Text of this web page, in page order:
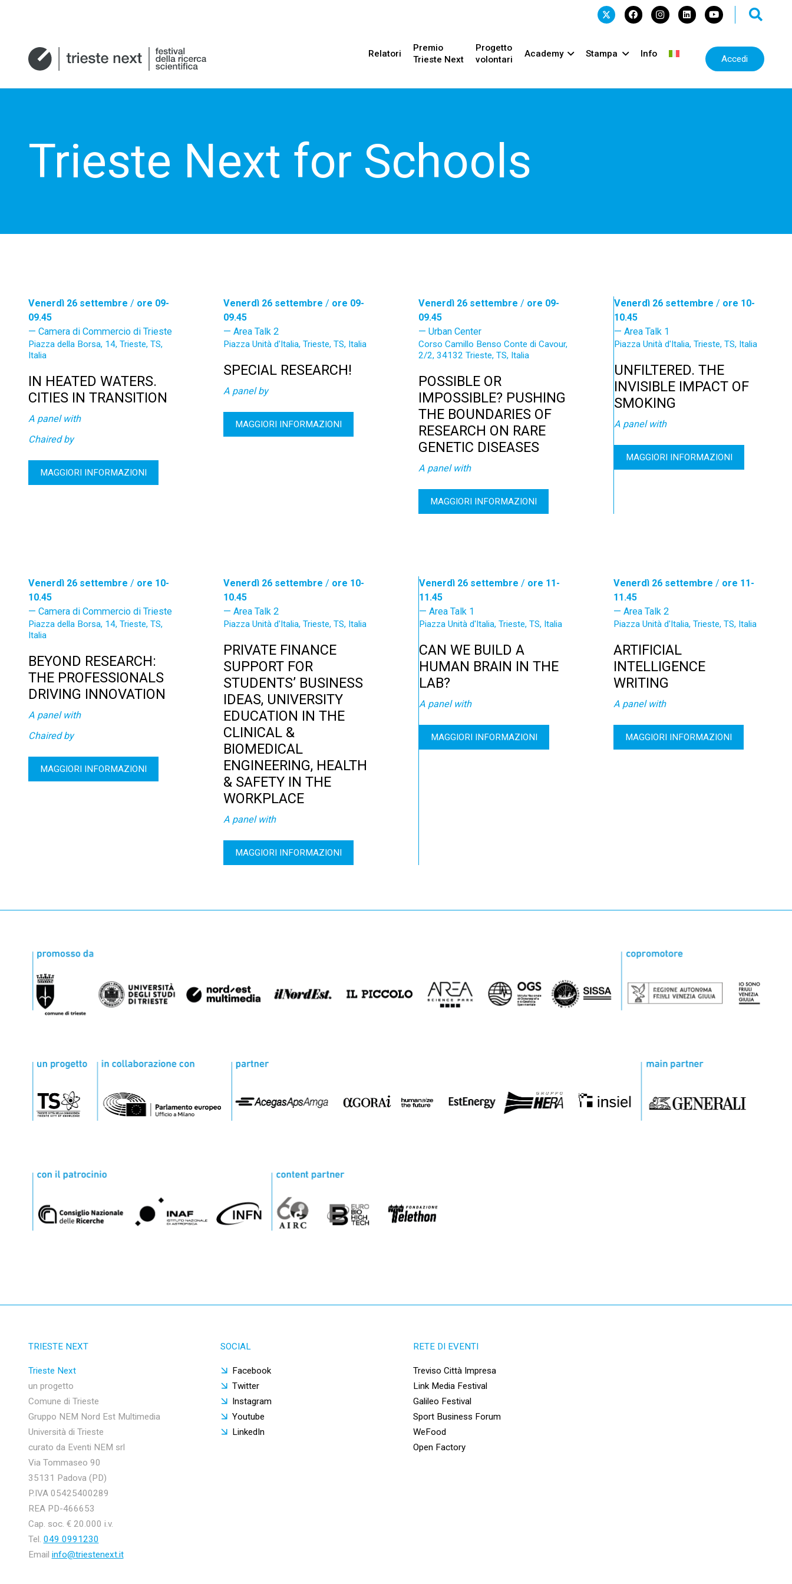
Relatori
Premio
Trieste Next
Progetto
volontari
Academy Stampa Info
Accedi
Trieste Next for Schools
Venerdì 26 settembre / ore 09-
09.45
Camera di Commercio di Trieste
Piazza della Borsa, 14, Trieste, TS,
Italia
IN HEATED WATERS.
CITIES IN TRANSITION
A panel with
Chaired by
MAGGIORI INFORMAZIONI
Venerdì 26 settembre / ore 09-
09.45
Area Talk 2
Piazza Unità d'Italia, Trieste, TS, Italia
SPECIAL RESEARCH!
A panel by
MAGGIORI INFORMAZIONI
Venerdì 26 settembre / ore 09-
09.45
Urban Center
Corso Camillo Benso Conte di Cavour,
2/2, 34132 Trieste, TS, Italia
POSSIBLE OR
IMPOSSIBLE? PUSHING
THE BOUNDARIES OF
RESEARCH ON RARE
GENETIC DISEASES
A panel with
MAGGIORI INFORMAZIONI
Venerdì 26 settembre/ ore 10-
10.45
Area Talk 1
Piazza Unità d'Italia, Trieste, TS, Italia
UNFILTERED. THE
INVISIBLE IMPACT OF
SMOKING
A panel with
MAGGIORI INFORMAZIONI
Venerdì 26 settembre / ore 10-
10.45
Camera di Commercio di Trieste
Piazza della Borsa, 14, Trieste, TS,
Italia
BEYOND RESEARCH:
THE PROFESSIONALS
DRIVING INNOVATION
A panel with
Chaired by
MAGGIORI INFORMAZIONI
Venerdì 26 settembre / ore 10-
10.45
Area Talk 2
Piazza Unità d'Italia, Trieste, TS, Italia
PRIVATE FINANCE
SUPPORT FOR
STUDENTS’ BUSINESS
IDEAS, UNIVERSITY
EDUCATION IN THE
CLINICAL &
BIOMEDICAL
ENGINEERING, HEALTH
& SAFETY IN THE
WORKPLACE
A panel with
MAGGIORI INFORMAZIONI
Venerdì 26 settembre / ore 11-
11.45
Area Talk 1
Piazza Unità d'Italia, Trieste, TS, Italia
CAN WE BUILD A
HUMAN BRAIN IN THE
LAB?
A panel with
MAGGIORI INFORMAZIONI
Venerdì 26 settembre/ ore 11-
11.45
Area Talk 2
Piazza Unità d'Italia, Trieste, TS, Italia
ARTIFICIAL
INTELLIGENCE
WRITING
A panel with
MAGGIORI INFORMAZIONI
TRIESTE NEXT
Trieste Next
un progetto
Comune di Trieste
Gruppo NEM Nord Est Multimedia
Università di Trieste
curato da Eventi NEM srl
Via Tommaseo 90
35131 Padova (PD)
P.IVA 05425400289
REA PD-466653
Cap. soc. € 20.000 i.v.
Tel. 049 0991230
Email info@triestenext.it
SOCIAL
Facebook
Twitter
Instagram
Youtube
LinkedIn
RETE DI EVENTI
Treviso Città Impresa
Link Media Festival
Galileo Festival
Sport Business Forum
WeFood
Open Factory